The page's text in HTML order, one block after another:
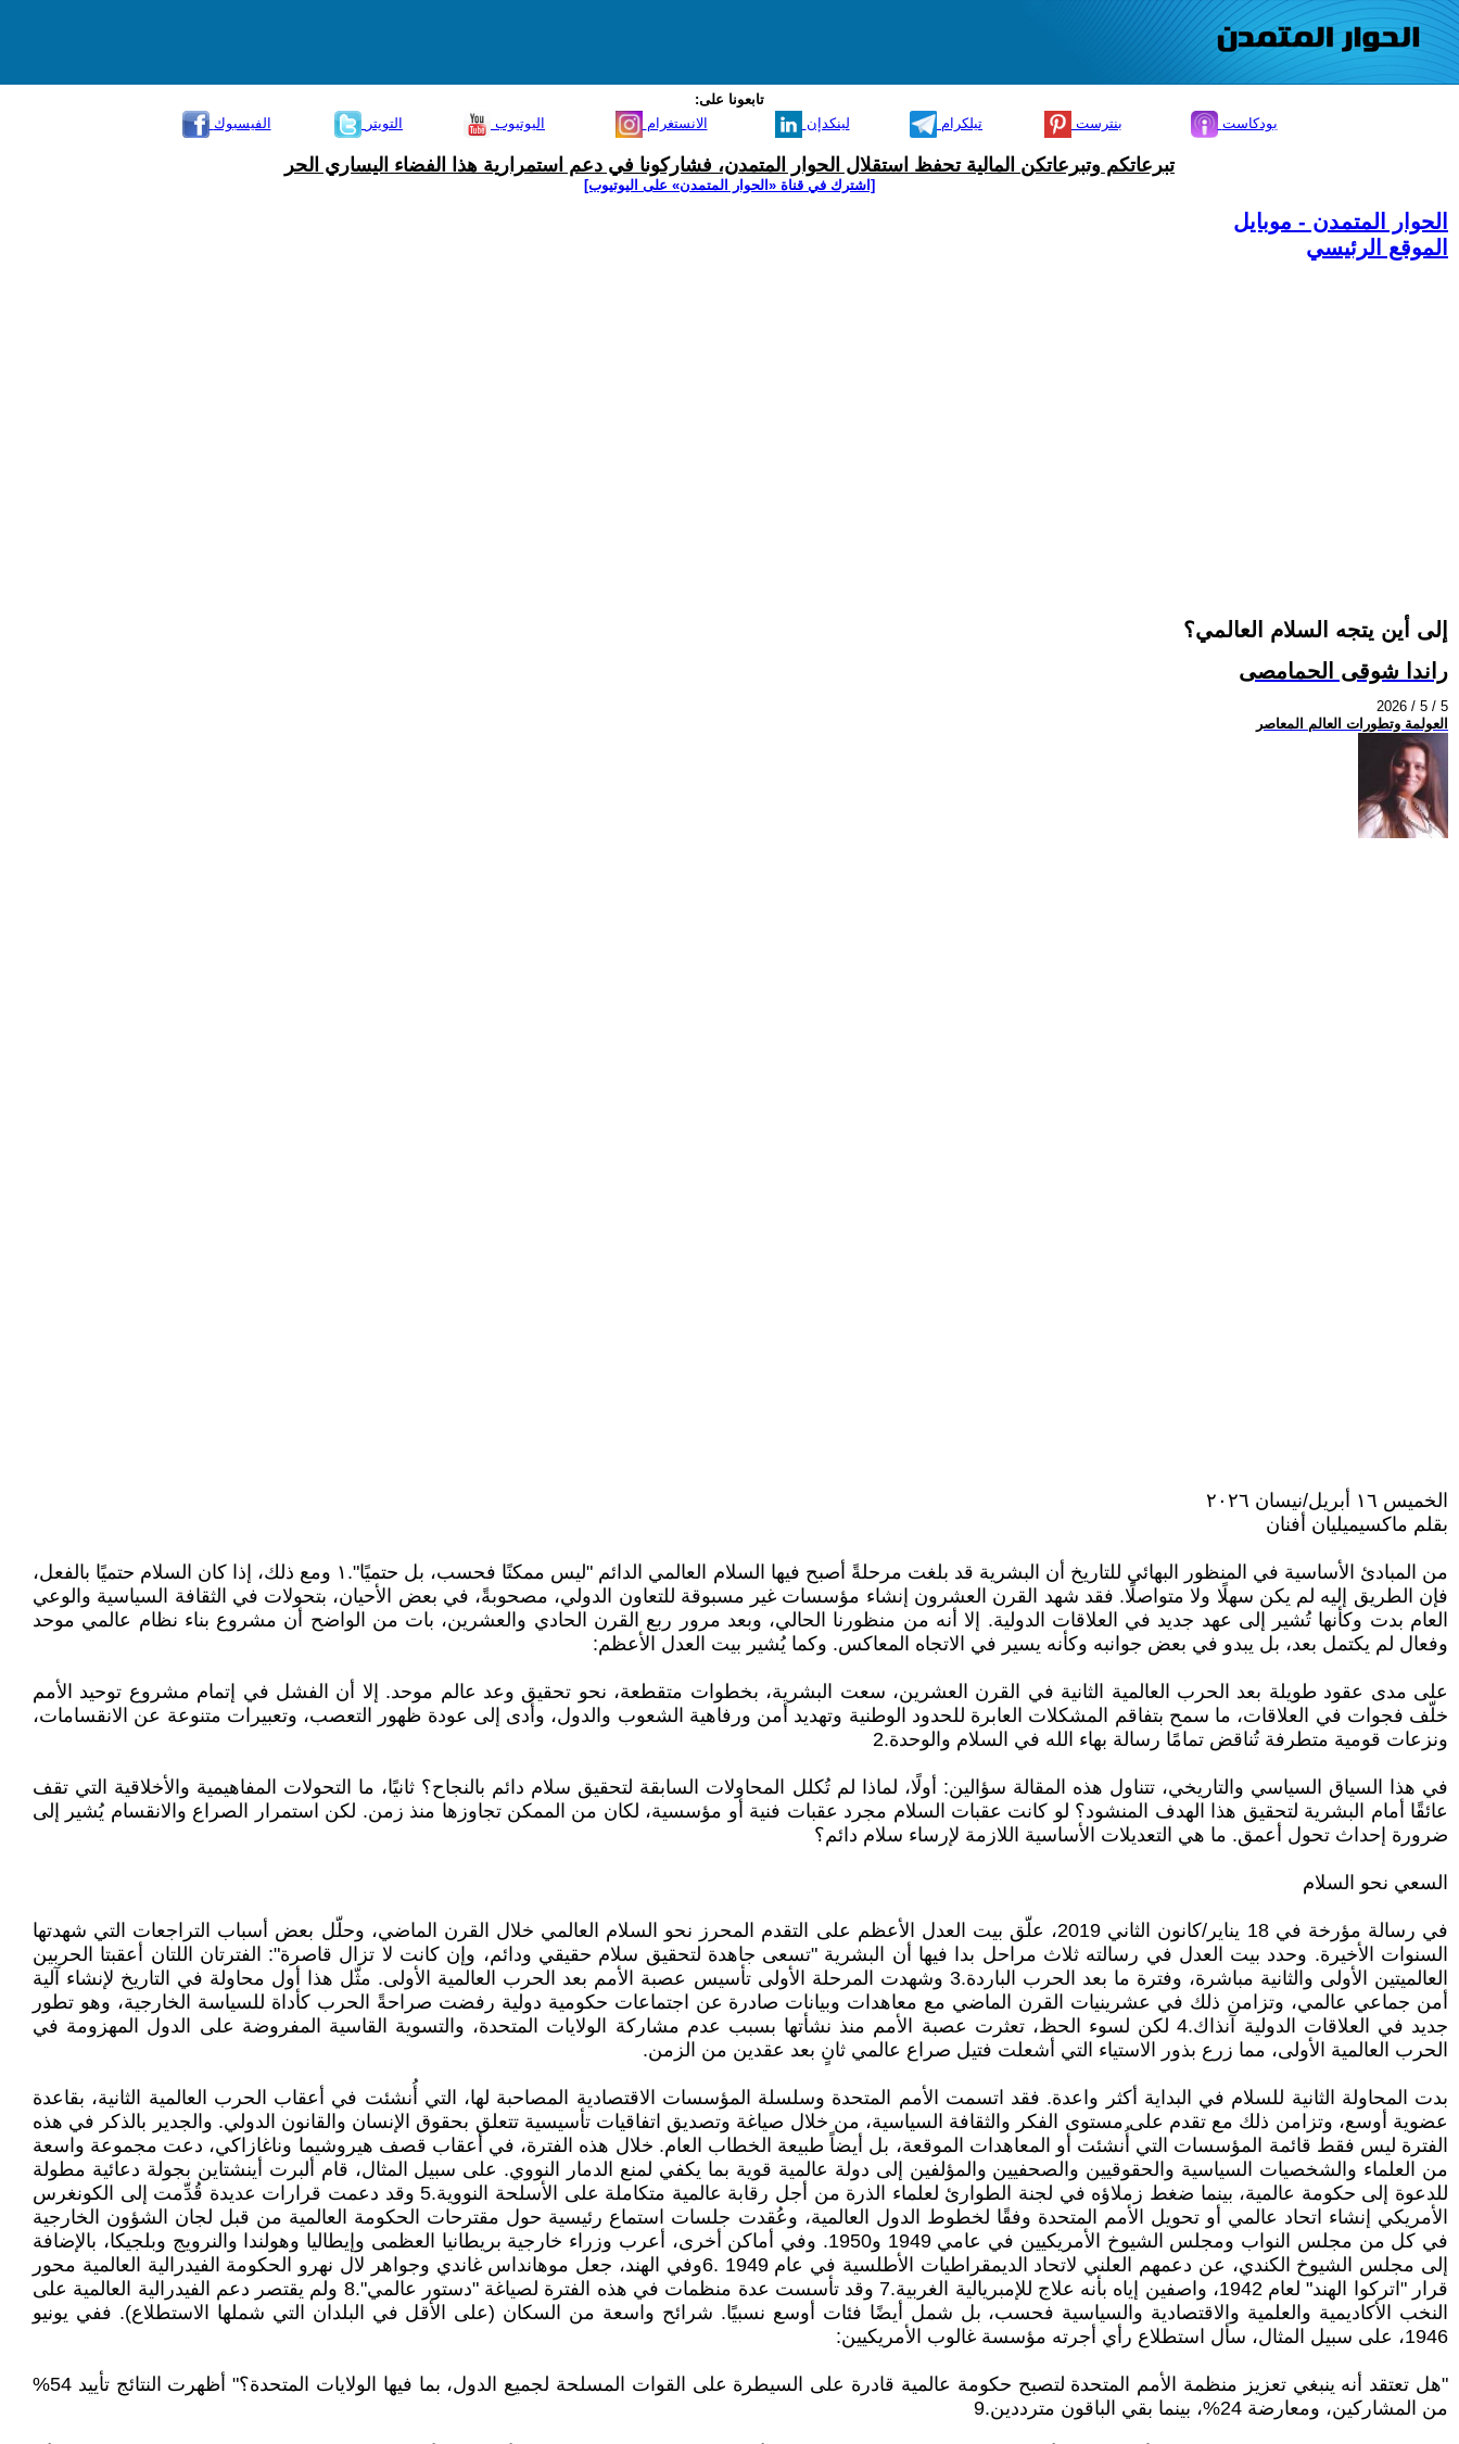
تابعونا على:
الفيسبوك
التويتر اليوتيوب الانستغرام لينكدإن تيلكرام بنترست بودكاست
تبرعاتكم وتبرعاتكن المالية تحفظ استقلال الحوار المتمدن، فشاركونا في دعم استمرارية هذا الفضاء اليساري الحر
[اشترك في قناة ‫«الحوار المتمدن» على اليوتيوب]
الحوار المتمدن - موبايل
الموقع الرئيسي
إلى أين يتجه السلام العالمي؟
راندا شوقى الحمامصى
2026 / 5 / 5
العولمة وتطورات العالم المعاصر
الخميس ١٦ أبريل/نيسان ٢٠٢٦
بقلم ماكسيميليان أفنان
من المبادئ الأساسية في المنظور البهائي للتاريخ أن البشرية قد بلغت مرحلةً أصبح فيها السلام العالمي الدائم "ليس ممكنًا فحسب، بل حتميًا".١ ومع ذلك، إذا كان السلام حتميًا بالفعل،
فإن الطريق إليه لم يكن سهلًا ولا متواصلًا. فقد شهد القرن العشرون إنشاء مؤسسات غير مسبوقة للتعاون الدولي، مصحوبةً، في بعض الأحيان، بتحولات في الثقافة السياسية والوعي
العام بدت وكأنها تُشير إلى عهد جديد في العلاقات الدولية. إلا أنه من منظورنا الحالي، وبعد مرور ربع القرن الحادي والعشرين، بات من الواضح أن مشروع بناء نظام عالمي موحد
وفعال لم يكتمل بعد، بل يبدو في بعض جوانبه وكأنه يسير في الاتجاه المعاكس. وكما يُشير بيت العدل الأعظم:
على مدى عقود طويلة بعد الحرب العالمية الثانية في القرن العشرين، سعت البشرية، بخطوات متقطعة، نحو تحقيق وعد عالم موحد. إلا أن الفشل في إتمام مشروع توحيد الأمم
خلّف فجوات في العلاقات، ما سمح بتفاقم المشكلات العابرة للحدود الوطنية وتهديد أمن ورفاهية الشعوب والدول، وأدى إلى عودة ظهور التعصب، وتعبيرات متنوعة عن الانقسامات،
ونزعات قومية متطرفة تُناقض تمامًا رسالة بهاء الله في السلام والوحدة.2
في هذا السياق السياسي والتاريخي، تتناول هذه المقالة سؤالين: أولًا، لماذا لم تُكلل المحاولات السابقة لتحقيق سلام دائم بالنجاح؟ ثانيًا، ما التحولات المفاهيمية والأخلاقية التي تقف
عائقًا أمام البشرية لتحقيق هذا الهدف المنشود؟ لو كانت عقبات السلام مجرد عقبات فنية أو مؤسسية، لكان من الممكن تجاوزها منذ زمن. لكن استمرار الصراع والانقسام يُشير إلى
ضرورة إحداث تحول أعمق. ما هي التعديلات الأساسية اللازمة لإرساء سلام دائم؟
السعي نحو السلام
في رسالة مؤرخة في 18 يناير/كانون الثاني 2019، علّق بيت العدل الأعظم على التقدم المحرز نحو السلام العالمي خلال القرن الماضي، وحلّل بعض أسباب التراجعات التي شهدتها
السنوات الأخيرة. وحدد بيت العدل في رسالته ثلاث مراحل بدا فيها أن البشرية "تسعى جاهدة لتحقيق سلام حقيقي ودائم، وإن كانت لا تزال قاصرة": الفترتان اللتان أعقبتا الحربين
العالميتين الأولى والثانية مباشرة، وفترة ما بعد الحرب الباردة.3 وشهدت المرحلة الأولى تأسيس عصبة الأمم بعد الحرب العالمية الأولى. مثّل هذا أول محاولة في التاريخ لإنشاء آلية
أمن جماعي عالمي، وتزامن ذلك في عشرينيات القرن الماضي مع معاهدات وبيانات صادرة عن اجتماعات حكومية دولية رفضت صراحةً الحرب كأداة للسياسة الخارجية، وهو تطور
جديد في العلاقات الدولية آنذاك.4 لكن لسوء الحظ، تعثرت عصبة الأمم منذ نشأتها بسبب عدم مشاركة الولايات المتحدة، والتسوية القاسية المفروضة على الدول المهزومة في
الحرب العالمية الأولى، مما زرع بذور الاستياء التي أشعلت فتيل صراع عالمي ثانٍ بعد عقدين من الزمن.
بدت المحاولة الثانية للسلام في البداية أكثر واعدة. فقد اتسمت الأمم المتحدة وسلسلة المؤسسات الاقتصادية المصاحبة لها، التي أُنشئت في أعقاب الحرب العالمية الثانية، بقاعدة
عضوية أوسع، وتزامن ذلك مع تقدم على مستوى الفكر والثقافة السياسية، من خلال صياغة وتصديق اتفاقيات تأسيسية تتعلق بحقوق الإنسان والقانون الدولي. والجدير بالذكر في هذه
الفترة ليس فقط قائمة المؤسسات التي أُنشئت أو المعاهدات الموقعة، بل أيضاً طبيعة الخطاب العام. خلال هذه الفترة، في أعقاب قصف هيروشيما وناغازاكي، دعت مجموعة واسعة
من العلماء والشخصيات السياسية والحقوقيين والصحفيين والمؤلفين إلى دولة عالمية قوية بما يكفي لمنع الدمار النووي. على سبيل المثال، قام ألبرت أينشتاين بجولة دعائية مطولة
للدعوة إلى حكومة عالمية، بينما ضغط زملاؤه في لجنة الطوارئ لعلماء الذرة من أجل رقابة عالمية متكاملة على الأسلحة النووية.5 وقد دعمت قرارات عديدة قُدِّمت إلى الكونغرس
الأمريكي إنشاء اتحاد عالمي أو تحويل الأمم المتحدة وفقًا لخطوط الدول العالمية، وعُقدت جلسات استماع رئيسية حول مقترحات الحكومة العالمية من قبل لجان الشؤون الخارجية
في كل من مجلس النواب ومجلس الشيوخ الأمريكيين في عامي 1949 و1950. وفي أماكن أخرى، أعرب وزراء خارجية بريطانيا العظمى وإيطاليا وهولندا والنرويج وبلجيكا، بالإضافة
إلى مجلس الشيوخ الكندي، عن دعمهم العلني لاتحاد الديمقراطيات الأطلسية في عام 1949 .6وفي الهند، جعل موهانداس غاندي وجواهر لال نهرو الحكومة الفيدرالية العالمية محور
قرار "اتركوا الهند" لعام 1942، واصفين إياه بأنه علاج للإمبريالية الغربية.7 وقد تأسست عدة منظمات في هذه الفترة لصياغة "دستور عالمي".8 ولم يقتصر دعم الفيدرالية العالمية على
النخب الأكاديمية والعلمية والاقتصادية والسياسية فحسب، بل شمل أيضًا فئات أوسع نسبيًا. شرائح واسعة من السكان (على الأقل في البلدان التي شملها الاستطلاع). ففي يونيو
1946، على سبيل المثال، سأل استطلاع رأي أجرته مؤسسة غالوب الأمريكيين:
"هل تعتقد أنه ينبغي تعزيز منظمة الأمم المتحدة لتصبح حكومة عالمية قادرة على السيطرة على القوات المسلحة لجميع الدول، بما فيها الولايات المتحدة؟" أظهرت النتائج تأييد 54%
من المشاركين، ومعارضة 24%، بينما بقي الباقون مترددين.9